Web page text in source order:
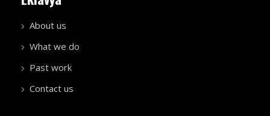
About us
What we do
Past work
Contact us